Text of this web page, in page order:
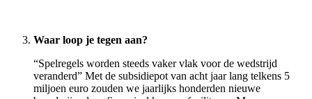
Waar loop je tegen aan?
“Spelregels worden steeds vaker vlak voor de wedstrijd
veranderd” Met de subsidiepot van acht jaar lang telkens 5
miljoen euro zouden we jaarlijks honderden nieuwe